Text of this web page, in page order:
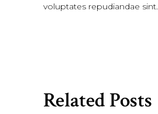
voluptates repudiandae sint.
Related Posts